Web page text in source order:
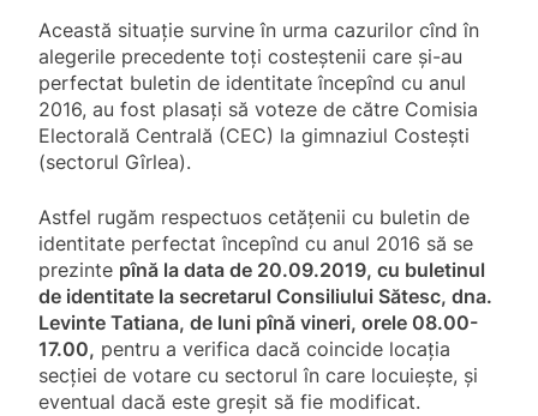
Această situație survine în urma cazurilor cînd în
alegerile precedente toți costeștenii care și-au
perfectat buletin de identitate începînd cu anul
2016, au fost plasați să voteze de către Comisia
Electorală Centrală (CEC) la gimnaziul Costești
(sectorul Gîrlea).
Astfel rugăm respectuos cetățenii cu buletin de
identitate perfectat începînd cu anul 2016 să se
prezinte pînă la data de 20.09.2019, cu buletinul
de identitate la secretarul Consiliului Sătesc, dna.
Levinte Tatiana, de luni pînă vineri, orele 08.00-
17.00, pentru a verifica dacă coincide locația
secției de votare cu sectorul în care locuiește, și
eventual dacă este greșit să fie modificat.